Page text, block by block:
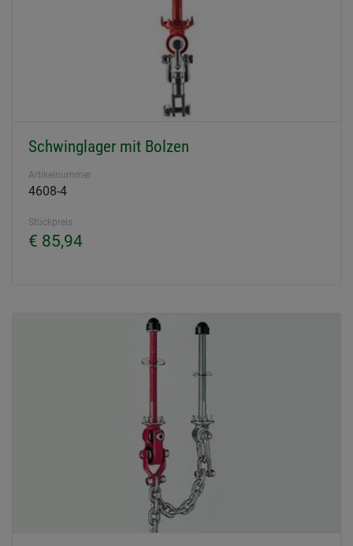
Schwinglager mit Bolzen
Artikelnummer
4608-4
Stückpreis
€ 85,94